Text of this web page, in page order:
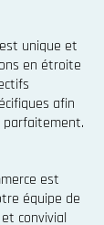
unique et
en étroite
afin
parfaitement.
est
équipe de
convivial